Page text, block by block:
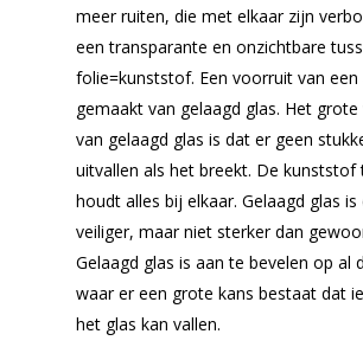
meer ruiten, die met elkaar zijn
een transparante en onzichtbare
folie=kunststof. Een voorruit van een
gemaakt van gelaagd glas. Het
van gelaagd glas is dat er geen
uitvallen als het breekt. De kunststof
houdt alles bij elkaar. Gelaagd glas is
veiliger, maar niet sterker dan
Gelaagd glas is aan te bevelen op al
waar er een grote kans bestaat dat
het glas kan vallen.